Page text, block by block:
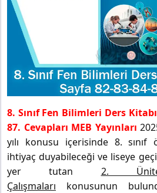
8. Sınıf Fen Bilimleri Ders
87. Cevapları MEB Yayınları
yılı konusu içerisinde 8.
ihtiyaç duyabileceği ve liseye
yer tutan 2. Ünite
Çalışmaları konusunun